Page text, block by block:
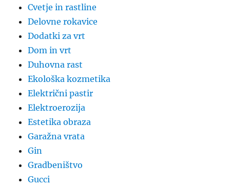
Cvetje in rastline
Delovne rokavice
Dodatki za vrt
Dom in vrt
Duhovna rast
Ekološka kozmetika
Električni pastir
Elektroerozija
Estetika obraza
Garažna vrata
Gin
Gradbeništvo
Gucci